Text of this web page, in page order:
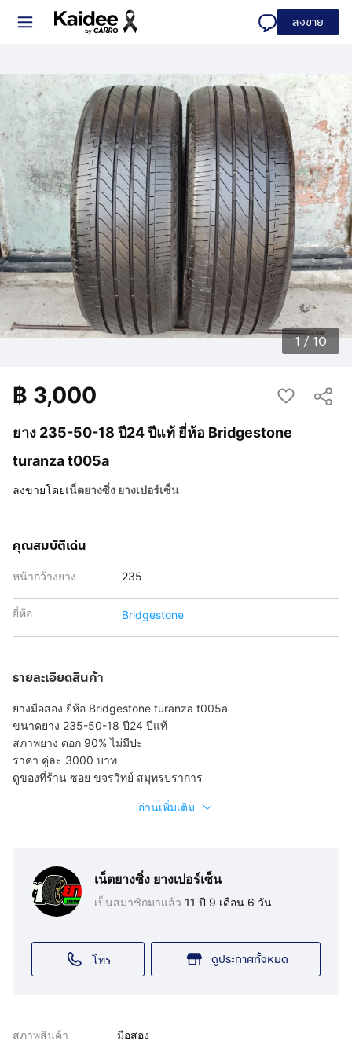
ลงขาย
1 /10
ยาง 235-50-18 ปี24 ปีแท้ ยี่ห้อ Bridgestone
turanza t005a
฿ 3,000
ลงขายโดยเน็ตยางซิ่ง ยางเปอร์เซ็น
คุณสมบัติเด่น
หน้ากว้างยาง 235
ยี่ห้อ Bridgestone
รายละเอียดสินค้า
ยางมือสอง ยี่ห้อ Bridgestone turanza t005a
ขนาดยาง 235-50-18 ปี24 ปีแท้
สภาพยาง ดอก 90% ไม่มีปะ
ราคา คู่ละ 3000 บาท
ดูของที่ร้าน ซอย ขจรวิทย์ สมุทรปราการ
อ่านเพิ่มเติม
เน็ตยางซิ่ง ยางเปอร์เซ็น
เป็นสมาชิกมาแล้ว 11 ปี 9 เดือน 6 วัน
โทร ดูประกาศทั้งหมด
สภาพสินค้า
มือสอง